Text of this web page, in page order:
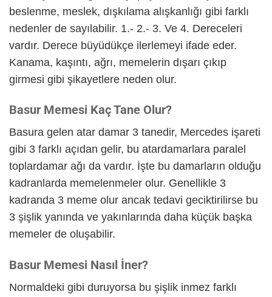
beslenme, meslek, dışkılama alışkanlığı gibi farklı
nedenler de sayılabilir. 1.- 2.- 3. Ve 4. Dereceleri
vardır. Derece büyüdükçe ilerlemeyi ifade eder.
Kanama, kaşıntı, ağrı, memelerin dışarı çıkıp
girmesi gibi şikayetlere neden olur.
Basur Memesi Kaç Tane Olur?
Basura gelen atar damar 3 tanedir, Mercedes işareti
gibi 3 farklı açıdan gelir, bu atardamarlara paralel
toplardamar ağı da vardır. İşte bu damarların olduğu
kadranlarda memelenmeler olur. Genellikle 3
kadranda 3 meme olur ancak tedavi geciktirilirse bu
3 şişlik yanında ve yakınlarında daha küçük başka
memeler de oluşabilir.
Basur Memesi Nasıl İner?
Normaldeki gibi duruyorsa bu şişlik inmez farklı